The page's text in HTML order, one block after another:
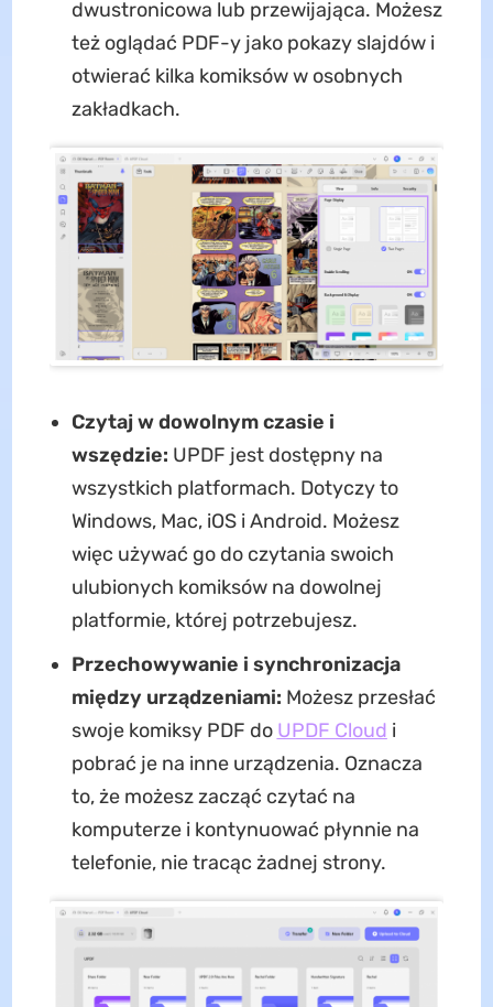
dwustronicowa lub przewijająca. Możesz
też oglądać PDF-y jako pokazy slajdów i
otwierać kilka komiksów w osobnych
zakładkach.
Czytaj w dowolnym czasie i
wszędzie: UPDF jest dostępny na
wszystkich platformach. Dotyczy to
Windows, Mac, iOS i Android. Możesz
więc używać go do czytania swoich
ulubionych komiksów na dowolnej
platformie, której potrzebujesz.
Przechowywanie i synchronizacja
między urządzeniami: Możesz przesłać
swoje komiksy PDF do UPDF Cloud i
pobrać je na inne urządzenia. Oznacza
to, że możesz zacząć czytać na
komputerze i kontynuować płynnie na
telefonie, nie tracąc żadnej strony.